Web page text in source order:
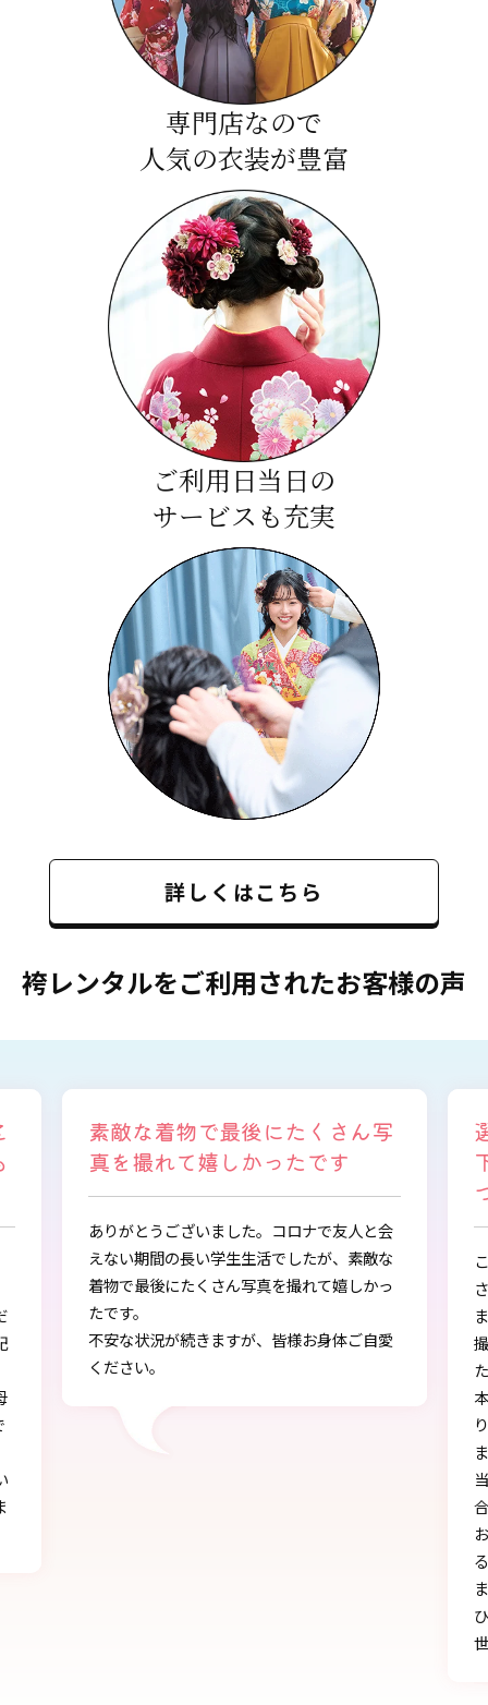
専門店なので
人気の衣装が豊富
ご利用日当日の
サービスも充実
詳しくはこちら
袴レンタルをご利用されたお客様の声
会
愛
選ぶ時から色々と親身になって
下さり、自分に似合うものを見
つけることができました
この度は、とても素敵な着物・袴をご提供下
さりありがとうございました。
また、早朝からの着付、ヘアアレンジ、写真
撮影もしていただき、ありがとうございまし
た。